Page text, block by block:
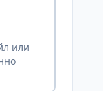
или